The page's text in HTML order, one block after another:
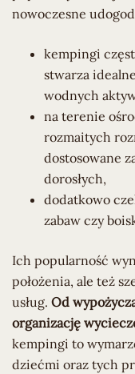
nowoczesne
kempingi
stwarza
wodnych
na terenie
rozmaitych
dostosowane
dorosłych,
dodatkowo
zabaw czy
Ich popularność
położenia, ale też
usług. Od
organizację
kempingi to
dziećmi oraz tych